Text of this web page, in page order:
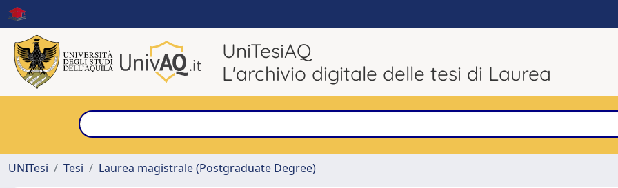
UniTesiAQ
L'archivio digitale delle tesi di Laurea
UNITesi
Tesi Laurea magistrale (Postgraduate Degree)